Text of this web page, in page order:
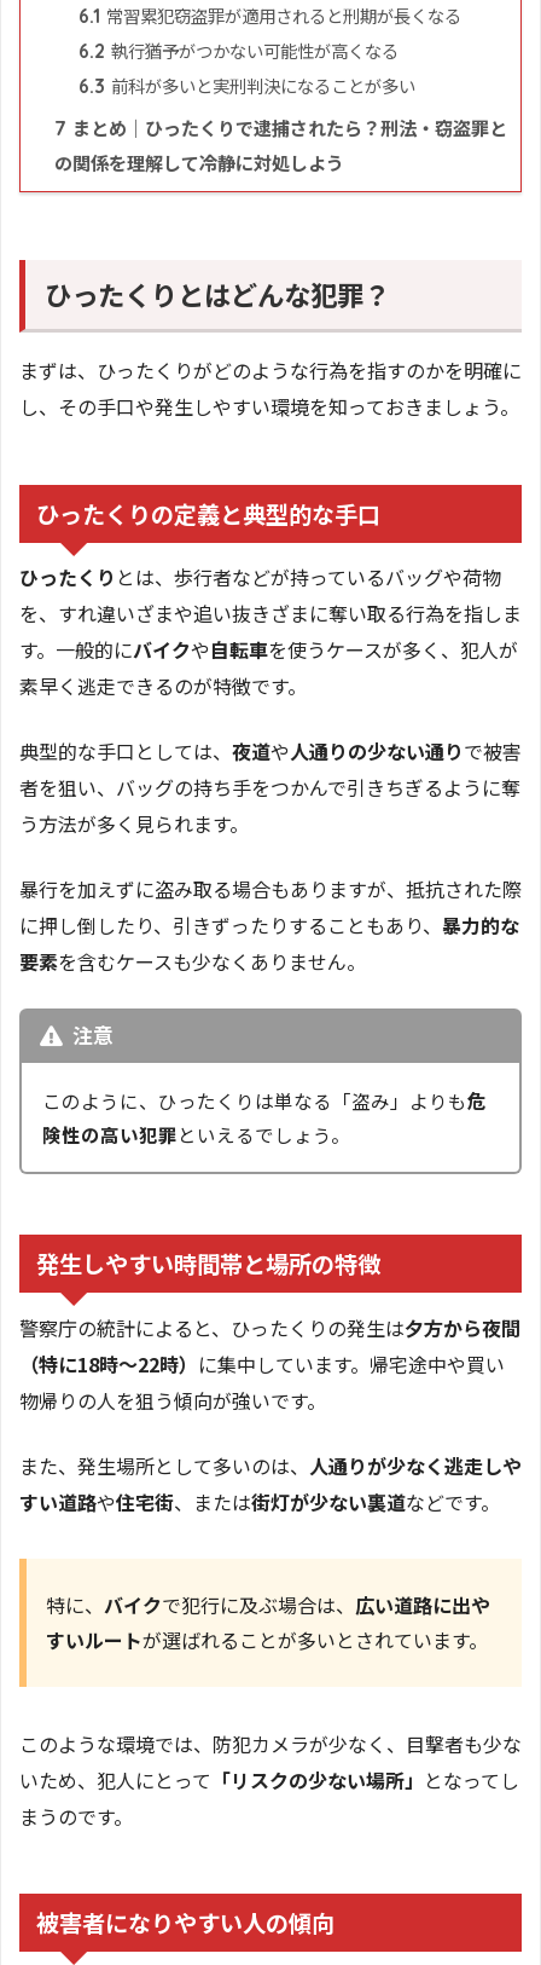
6.1 常習累犯窃盗罪が適用されると刑期が長くなる
6.2 執行猶予がつかない可能性が高くなる
6.3 前科が多いと実刑判決になることが多い
7 まとめ｜ひったくりで逮捕されたら？刑法・窃盗罪と
の関係を理解して冷静に対処しよう
ひったくりとはどんな犯罪？
まずは、ひったくりがどのような行為を指すのかを明確に
し、その手口や発生しやすい環境を知っておきましょう。
ひったくりの定義と典型的な手口
ひったくり とは、歩行者などが持っているバッグや荷物
を、すれ違いざまや追い抜きざまに奪い取る行為を指しま
す。一般的にバイクや自転車を使うケースが多く、犯人が
素早く逃走できるのが特徴です。
典型的な手口としては、 夜道や人通りの少ない通りで被害
者を狙い、バッグの持ち手をつかんで引きちぎるように奪
う方法が多く見られます。
暴行を加えずに盗み取る場合もありますが、抵抗された際
に押し倒したり、引きずったりすることもあり、 暴力的な
要素を含むケースも少なくありません。
注意
このように、ひったくりは単なる「盗み」よりも危
険性の高い犯罪といえるでしょう。
発生しやすい時間帯と場所の特徴
警察庁の統計によると、ひったくりの発生は夕方から夜間
（特に18時〜22時） に集中しています。帰宅途中や買い
物帰りの人を狙う傾向が強いです。
また、発生場所として多いのは、 人通りが少なく逃走しや
すい道路や住宅街、または街灯が少ない裏道などです。
特に、 バイクで犯行に及ぶ場合は、 広い道路に出や
すいルートが選ばれることが多いとされています。
このような環境では、防犯カメラが少なく、目撃者も少な
いため、犯人にとって 「リスクの少ない場所」 となってし
まうのです。
被害者になりやすい人の傾向